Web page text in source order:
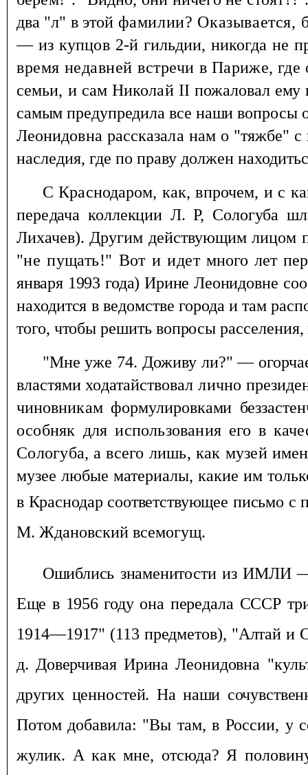
два "л" в этой фамилии? Оказывается,
— из купцов 2-й гильдии, никогда не
время недавней встречи в Париже, где
семьи, и сам Николай IIпожаловал ему
самым предупредила все наши вопросы
Леонидовна рассказала нам о "тяжбе" с
наследия, где по праву должен
С Краснодаром, как, впрочем, и с
передача коллекции Л. Р, Сологуба
Лихачев). Другим действующим лицом
"не пущать!" Вот и идетмного лет
января 1993 года) Ирине Леонидовне
находится в ведомстве города и там
того, чтобы решить вопросы расселения,
"Мне уже 74. Доживу ли?" —
властямиходатайствовал лично
чиновникам формулировками
особняк для использования его в
Сологуба, а всего лишь, как музей
музее любые материалы, какие им
в Краснодар соответствующее письмо с
М. Ждановский всемогущ.
Ошиблись знаменитости из ИМЛИ
Еще в 1956 году она передала СССР
1914—1917" (113 предметов), "Алтай и
д. Доверчивая Ирина Леонидовна
других ценностей. На наши
Потом добавила: "Вы там, в России, у
жулик. А как мне, отсюда? Я